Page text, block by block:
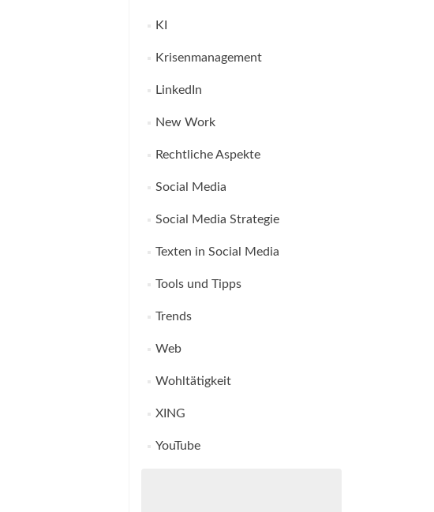
KI
Krisenmanagement
LinkedIn
New Work
Rechtliche Aspekte
Social Media
Social Media Strategie
Texten in Social Media
Tools und Tipps
Trends
Web
Wohltätigkeit
XING
YouTube